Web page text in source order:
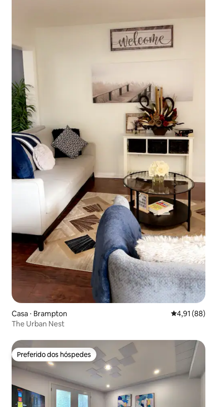
Casa ⋅ Brampton 4,91 de uma
4,91 (88)
The Urban Nest
Preferido dos hóspedes
Preferido dos hóspedes